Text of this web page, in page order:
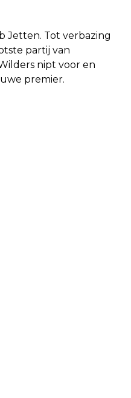
Jetten. Tot verbazing
partij van
nipt voor en
premier.